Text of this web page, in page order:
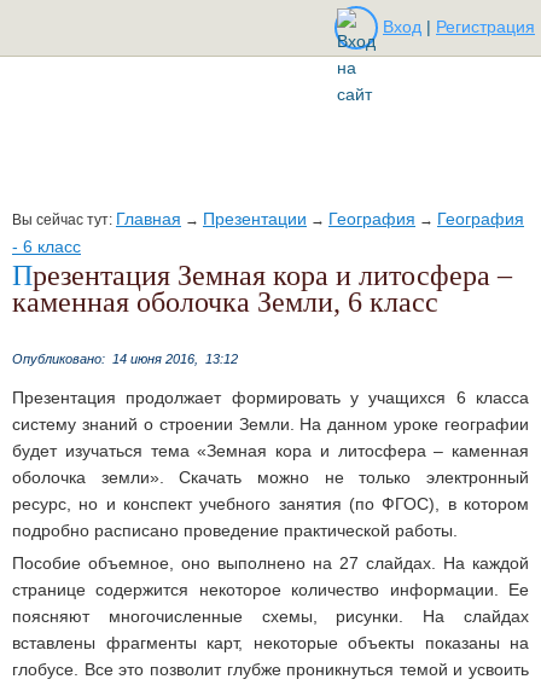
Вход | Регистрация
Вы сейчас тут: Главная → Презентации → География → География
- 6 класс
Презентация Земная кора и литосфера –
каменная оболочка Земли, 6 класс
Опубликовано: 14 июня 2016, 13:12
Презентация продолжает формировать у учащихся 6 класса
систему знаний о строении Земли. На данном уроке географии
будет изучаться тема «Земная кора и литосфера – каменная
оболочка земли». Скачать можно не только электронный
ресурс, но и конспект учебного занятия (по ФГОС), в котором
подробно расписано проведение практической работы.
Пособие объемное, оно выполнено на 27 слайдах. На каждой
странице содержится некоторое количество информации. Ее
поясняют многочисленные схемы, рисунки. На слайдах
вставлены фрагменты карт, некоторые объекты показаны на
глобусе. Все это позволит глубже проникнуться темой и усвоить